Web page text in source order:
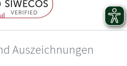
Auszeichnungen